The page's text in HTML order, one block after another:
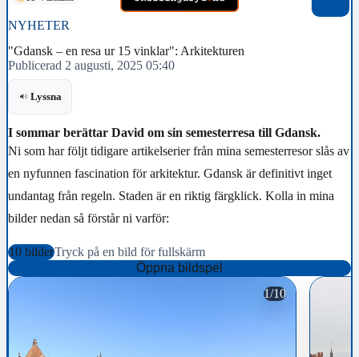
NYHETER
"Gdansk – en resa ur 15 vinklar": Arkitekturen
Publicerad 2 augusti, 2025 05:40
Lyssna
I sommar berättar David om sin semesterresa till Gdansk.
Ni som har följt tidigare artikelserier från mina semesterresor slås av
en nyfunnen fascination för arkitektur. Gdansk är definitivt inget
undantag från regeln. Staden är en riktig färgklick. Kolla in mina
bilder nedan så förstår ni varför:
10 bilderTryck på en bild för fullskärm
Öppna bildspel
1/10